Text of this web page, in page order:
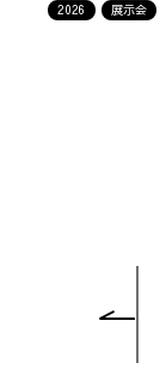
2026 展示会